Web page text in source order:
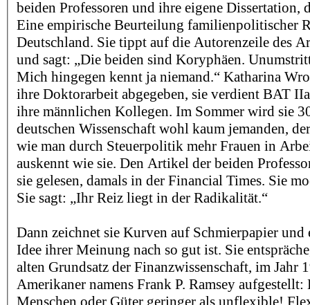
beiden Professoren und ihre eigene Dissertation,
Eine empirische Beurteilung familienpolitischer
Deutschland. Sie tippt auf die Autorenzeile des
und sagt: „Die beiden sind Koryphäen.
Mich hingegen kennt ja niemand.“ Katharina
ihre Doktorarbeit abgegeben, sie verdient BAT
ihre männlichen Kollegen. Im Sommer wird sie
deutschen Wissenschaft wohl kaum jemanden,
wie man durch Steuerpolitik mehr Frauen in
auskennt wie sie. Den Artikel der beiden
sie gelesen, damals in der Financial Times. Sie
Sie sagt: „Ihr Reiz liegt in der Radikalität.“
Dann zeichnet sie Kurven auf Schmierpapier und
Idee ihrer Meinung nach so gut ist. Sie
alten Grundsatz der Finanzwissenschaft, im Jahr
Amerikaner namens Frank P. Ramsey
Menschen oder Güter geringer als unflexible!